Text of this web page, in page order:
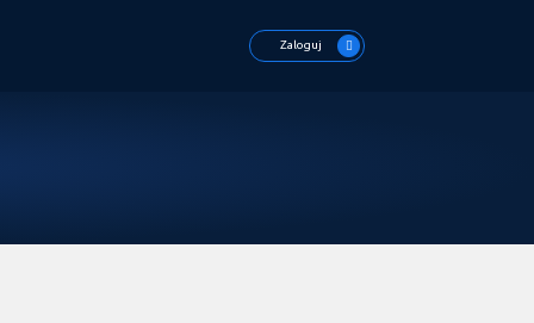
Zaloguj